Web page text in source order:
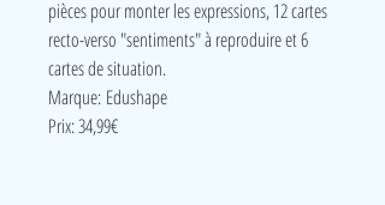
pièces pour monter les expressions, 12 cartes
recto-verso "sentiments" à reproduire et 6
cartes de situation.
Marque: Edushape
Prix: 34,99€